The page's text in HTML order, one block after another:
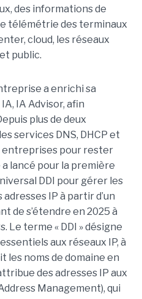
des informations de
télémétrie des terminaux
cloud, les réseaux
public.
a enrichi sa
IA Advisor, afin
plus de deux
services DNS, DHCP et
entreprises pour rester
lancé pour la première
DDI pour gérer les
IP à partir d’un
de s’étendre en 2025 à
Le terme « DDI » désigne
aux réseaux IP, à
les noms de domaine en
des adresses IP aux
Management), qui